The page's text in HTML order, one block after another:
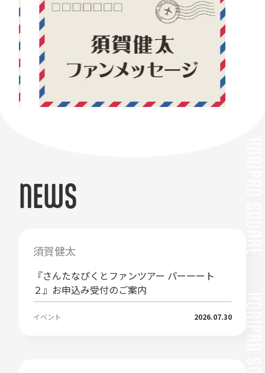
NEWS
須賀健太
『さんたなぴくとファンツアー パーーート
２』お申込み受付のご案内
イベント 2026.07.30